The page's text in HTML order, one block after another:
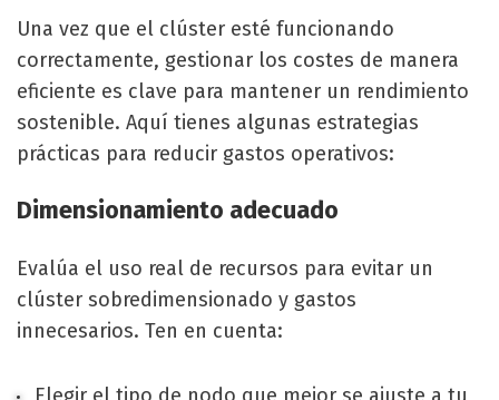
Una vez que el clúster esté funcionando
correctamente, gestionar los costes de manera
eficiente es clave para mantener un rendimiento
sostenible. Aquí tienes algunas estrategias
prácticas para reducir gastos operativos:
Dimensionamiento adecuado
Evalúa el uso real de recursos para evitar un
clúster sobredimensionado y gastos
innecesarios. Ten en cuenta: